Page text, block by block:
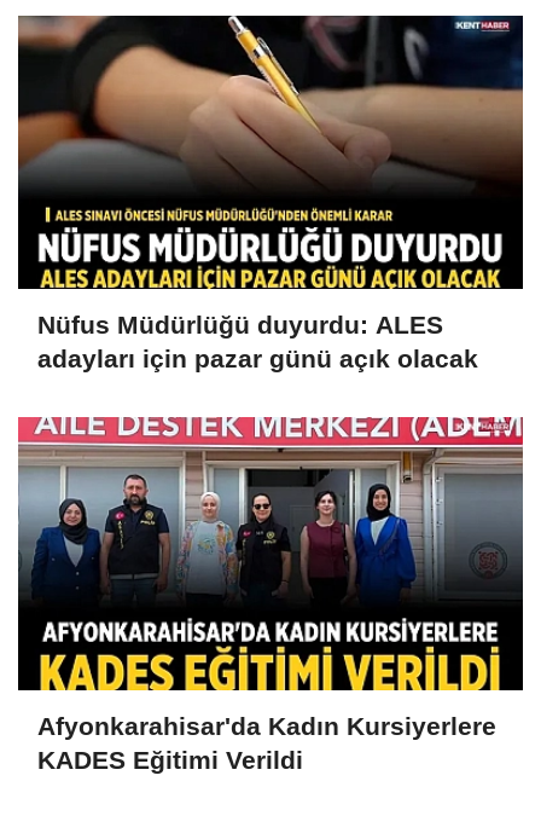
Nüfus Müdürlüğü duyurdu: ALES
adayları için pazar günü açık olacak
Afyonkarahisar'da Kadın Kursiyerlere
KADES Eğitimi Verildi